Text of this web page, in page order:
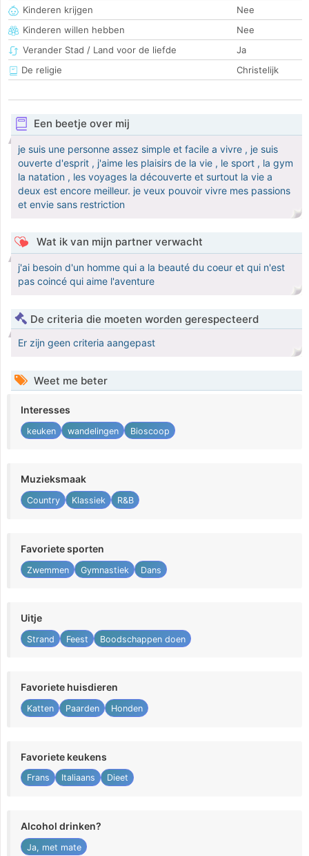
Kinderen krijgen
Nee
Kinderen willen hebben
Nee
Verander Stad / Land voor de liefde
Ja
De religie
Christelijk
Een beetje over mij
je suis une personne assez simple et facile a vivre , je suis
ouverte d'esprit , j'aime les plaisirs de la vie , le sport , la gym
la natation , les voyages la découverte et surtout la vie a
deux est encore meilleur. je veux pouvoir vivre mes passions
et envie sans restriction
Wat ik van mijn partner verwacht
j'ai besoin d'un homme qui a la beauté du coeur et qui n'est
pas coincé qui aime l'aventure
De criteria die moeten worden gerespecteerd
Er zijn geen criteria aangepast
Weet me beter
Interesses
keuken wandelingen Bioscoop
Muzieksmaak
Country Klassiek R&B
Favoriete sporten
Zwemmen Gymnastiek Dans
Uitje
Strand Feest Boodschappen doen
Favoriete huisdieren
Katten Paarden Honden
Favoriete keukens
Frans Italiaans Dieet
Alcohol drinken?
Ja, met mate